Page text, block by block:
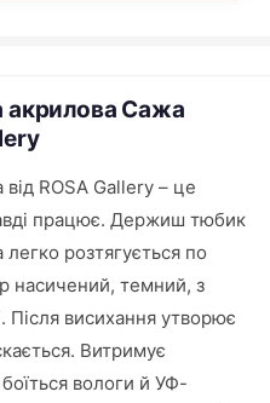
акрилова Сажа
ROSA Gallery – це
працює. Держиш тюбик
розтягується по
насичений, темний, з
висихання утворює
Витримує
вологи й УФ-